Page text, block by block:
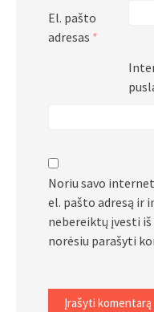
El. pašto
adresas *
Noriu savo
el. pašto adresą ir
nebereiktų įvesti
norėsiu parašyti